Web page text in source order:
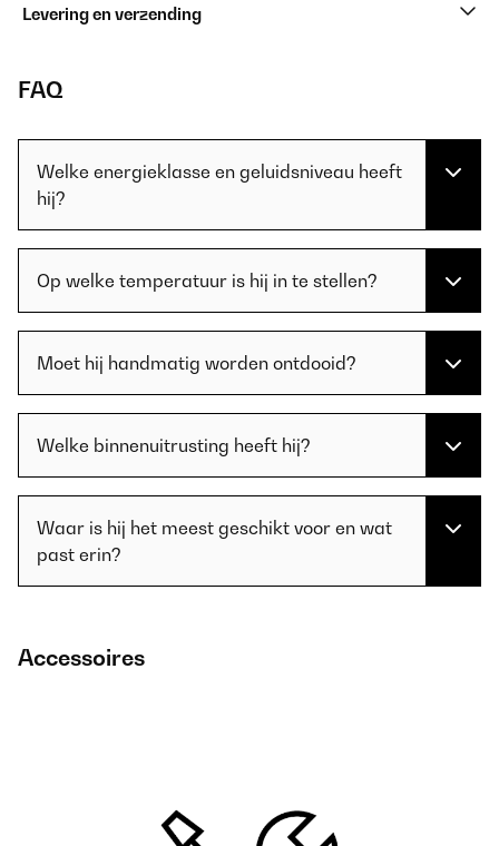
Levering en verzending
FAQ
Welke energieklasse en geluidsniveau heeft
hij?
Op welke temperatuur is hij in te stellen?
Moet hij handmatig worden ontdooid?
Welke binnenuitrusting heeft hij?
Waar is hij het meest geschikt voor en wat
past erin?
Accessoires